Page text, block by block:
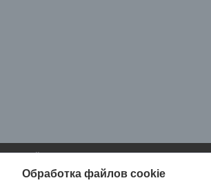
Сайт создан на платформе Deal.by
Политика обработки файлов cookies
Обработка файлов cookie
Артмастер.бел |
Пожаловаться на контент